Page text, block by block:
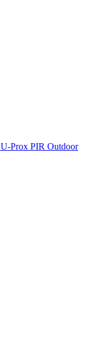
Prox PIR Outdoor